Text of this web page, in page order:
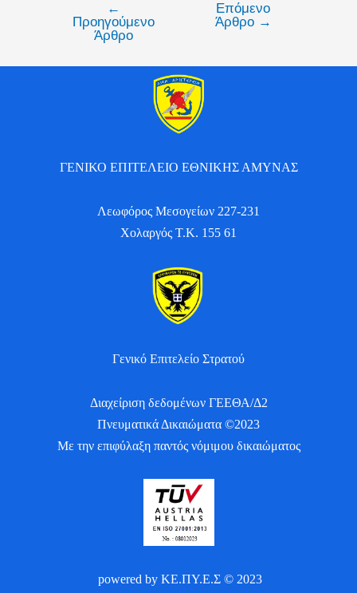
←
Προηγούμενο
Άρθρο
Επόμενο
Άρθρο →
ΓΕΝΙΚΟ ΕΠΙΤΕΛΕΙΟ ΕΘΝΙΚΗΣ ΑΜΥΝΑΣ
Λεωφόρος Μεσογείων 227-231
Χολαργός Τ.Κ. 155 61
Γενικό Επιτελείο Στρατού
Διαχείριση δεδομένων ΓΕΕΘΑ/Δ2
Πνευματικά Δικαιώματα ©2023
Με την επιφύλαξη παντός νόμιμου δικαιώματος
powered by ΚΕ.ΠΥ.Ε.Σ © 2023